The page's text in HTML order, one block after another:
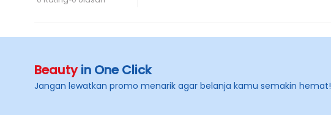
Beautyin One Click
Jangan lewatkan promo menarik agar belanja kamu semakin hemat!